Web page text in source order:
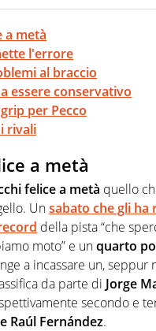
a metà
l'errore
al braccio
essere conservativo
per Pecco
rivali
a metà
felice a metà quello
Unsabato che gli ha
della pista “che
moto” e unquarto
a incassare un, seppur
da parte di Jorge
secondo e
Raúl Fernández.